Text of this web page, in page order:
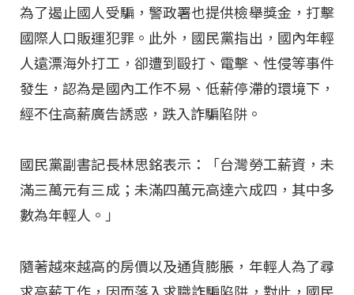
為了遏止國人受騙，警政署也提供檢舉獎金，打擊
國際人口販運犯罪。此外，國民黨指出，國內年輕
人遠漂海外打工，卻遭到毆打、電擊、性侵等事件
發生，認為是國內工作不易、低薪停滯的環境下，
經不住高薪廣告誘惑，跌入詐騙陷阱。
國民黨副書記長林思銘表示：「台灣勞工薪資，未
滿三萬元有三成；未滿四萬元高達六成四，其中多
數為年輕人。」
隨著越來越高的房價以及通貨膨脹，年輕人為了尋